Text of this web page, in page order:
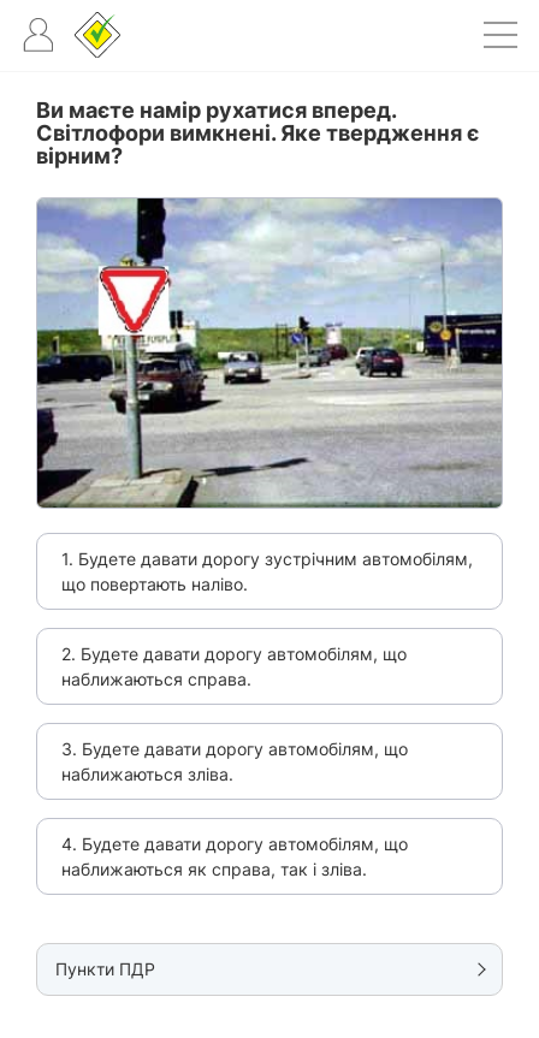
Ви маєте намір рухатися вперед.
Світлофори вимкнені. Яке твердження є
вірним?
1. Будете давати дорогу зустрічним автомобілям,
що повертають наліво.
2. Будете давати дорогу автомобілям, що
наближаються справа.
3. Будете давати дорогу автомобілям, що
наближаються зліва.
4. Будете давати дорогу автомобілям, що
наближаються як справа, так і зліва.
Пункти ПДР